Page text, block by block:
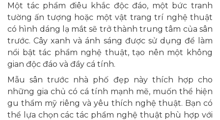
Một tác phẩm điêu khắc độc đáo, một bức tranh
tường ấn tượng hoặc một vật trang trí nghệ thuật
có hình dáng lạ mắt sẽ trở thành trung tâm của sân
trước. Cây xanh và ánh sáng được sử dụng để làm
nổi bật tác phẩm nghệ thuật, tạo nên một không
gian độc đáo và đầy cá tính.
Mẫu sân trước nhà phố đẹp này thích hợp cho
những gia chủ có cá tính mạnh mẽ, muốn thể hiện
gu thẩm mỹ riêng và yêu thích nghệ thuật. Bạn có
thể lựa chọn các tác phẩm nghệ thuật phù hợp với